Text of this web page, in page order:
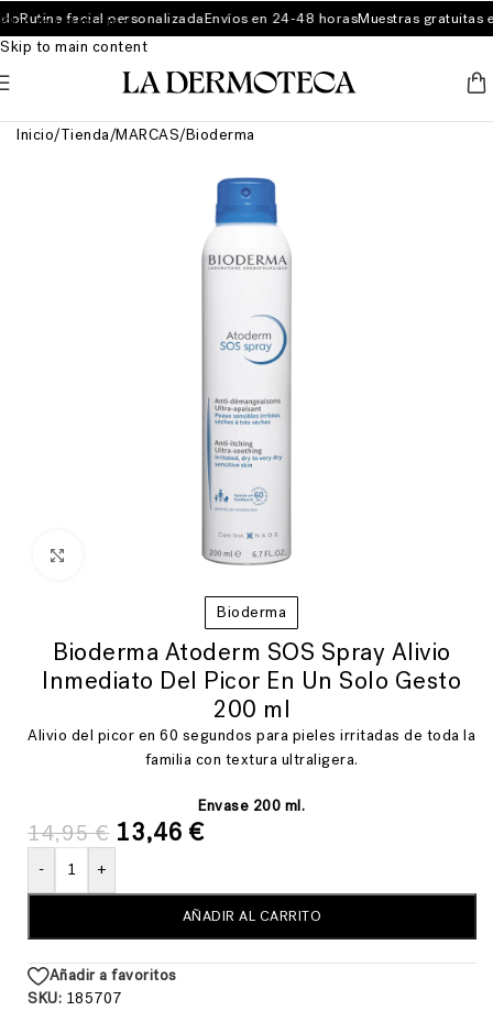
Skip to navigation
Skip to main content
Rutina facial personalizadaEnvíos en 24-48 horasMuestras gratuitas
Inicio/Tienda/MARCAS/Bioderma
Bioderma
Bioderma Atoderm SOS Spray Alivio
Inmediato Del Picor En Un Solo Gesto
200 ml
Alivio del picor en 60 segundos para pieles irritadas de toda la
familia con textura ultraligera.
Envase 200 ml.
14,95€ 13,46 €
- +
AÑADIR AL CARRITO
Añadir a favoritos
SKU: 185707